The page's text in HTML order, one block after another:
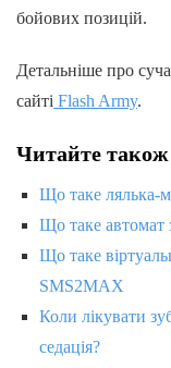
бойових позицій.
Детальніше про
сайті Flash Army.
Читайте також
Що таке лялька-
Що таке автомат
Що таке
SMS2MAX
Коли лікувати
седація?